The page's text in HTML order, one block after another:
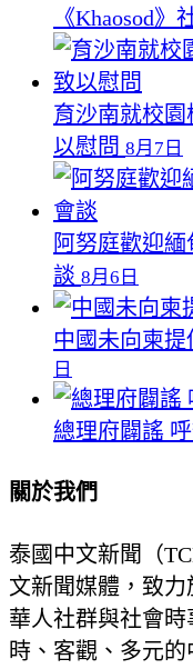
《Khaosod
育沙南就校
以慰問 8月7日
阿努庭歡迎
談 8月6日
中國未向柬
日
總理府闢謠
關於我們
泰國中文新聞（
文新聞媒體，致力
華人社群與社會
時、客觀、多元的